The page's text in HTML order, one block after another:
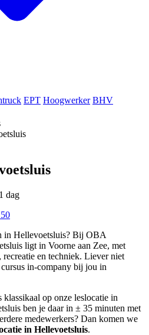
EPT Hoogwerker BHV
dag
in Hellevoetsluis? Bij OBA
ligt in Voorne aan Zee, met
en techniek. Liever niet
in-company bij jou in
op onze leslocatie in
ben je daar in ± 35 minuten met
medewerkers? Dan komen we
in Hellevoetsluis.